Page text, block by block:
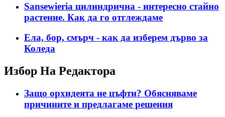
Sansewieria цилиндрична - интересно стайно
растение. Как да го отглеждаме
Ела, бор, смърч - как да изберем дърво за
Коледа
Избор На Редактора
Защо орхидеята не цъфти? Обясняваме
причините и предлагаме решения